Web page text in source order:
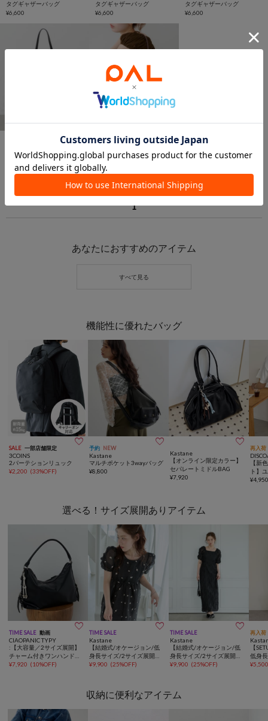
タグギャザーバッグ
¥6,600
タグギャザーバッグ
¥6,600
タグギャザーバッグ
¥6,600
Kastane
【新色追加/500mlペットボ
トル収納可/4色展開】パフ
ィショルダーバッグ
¥6,490
予約
Kastane
【新色追加/500mlペットボ
トル収納可/4色展開】パフ
1
あなたにおすすめのアイテム
機能性に優れたバッグ
SALE 一部店舗限定 
3COINS
2パーテションリュック
¥2,200 (33%OFF)
予約 NEW 
Kastane
マルチポケット3wayバッグ
¥8,800

Kastane
【オンライン限定カラー】
セパレートミドルBAG
¥7,920
再入荷
【新
ト】
ャー
¥
選べる！サイズ展開ありアイテム
TIME SALE 動画 
CIAOPANIC TYPY
:【大容量／2サイズ展開】
チャーム付きワンハンドル
ベルトデザインバック
¥7,920 (10%OFF)
TIME SALE 
Kastane
【結婚式/オケージョン/低
身長サイズ/2サイズ展開】
フラワーオーガンジーワン
¥9,900 (25%OFF)
TIME SALE 
Kastane
【結婚式/オケージョン/低
身長サイズ/2サイズ展開】
シアーフラワーリボンワン
¥9,900 (25%OFF)
再入荷
【
低身
フラ
¥
収納に便利なアイテム